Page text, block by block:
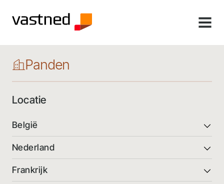
MENU
Panden
Locatie
België
Nederland
Frankrijk